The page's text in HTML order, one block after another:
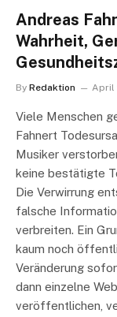
Andreas
Wahrheit,
By Redaktion April
Viele Menschen
Fahnert
Musiker
keine bestätigte
Die Verwirrung
falsche
verbreiten. Ein
kaum noch
Veränderung
dann einzelne
veröffentlichen,